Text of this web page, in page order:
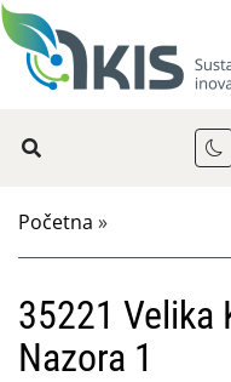
Početna »
35221 Velika
Nazora 1